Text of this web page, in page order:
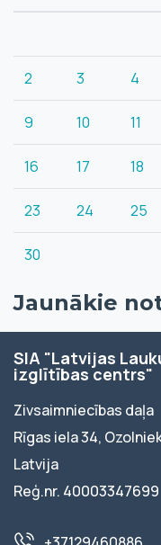
2 3 4
9 10 11
16 17 18
23 24 25
30
Jaunākie
SIA "Latvijas
izglītības centrs"
Zivsaimniecības daļa
Rīgas iela 34,
Latvija
Reģ.nr. 40003347699